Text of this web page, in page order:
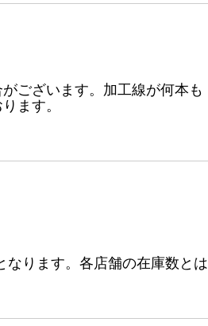
ございます。加工線が何本も
ます。
なります。各店舗の在庫数とは